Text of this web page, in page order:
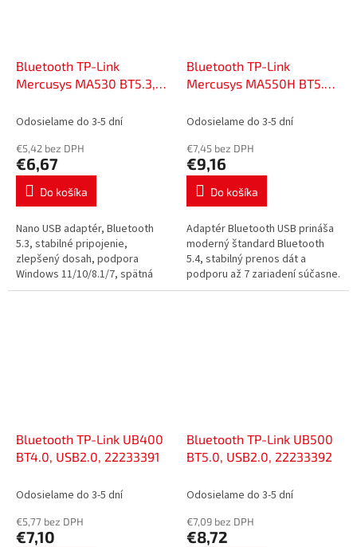
Bluetooth TP-Link
Mercusys MA530 BT5.3,
Odosielame do 3-5 dní
€5,42 bez DPH
€6,67
Do košíka
Nano USB adaptér, Bluetooth
5.3, stabilné pripojenie,
zlepšený dosah, podpora
Windows 11/10/8.1/7, spätná
kompatibilita so staršími
Bluetooth TP-Link
Mercusys MA550H BT5.4,
Odosielame do 3-5 dní
€7,45 bez DPH
€9,16
Do košíka
Adaptér Bluetooth USB prináša
moderný štandard Bluetooth
5.4, stabilný prenos dát a
podporu až 7 zariadení súčasne.
Nízka spotreba energie,
Bluetooth TP-Link UB400
BT4.0, USB2.0, 22233391
Odosielame do 3-5 dní
€5,77 bez DPH
€7,10
Bluetooth TP-Link UB500
BT5.0, USB2.0, 22233392
Odosielame do 3-5 dní
€7,09 bez DPH
€8,72